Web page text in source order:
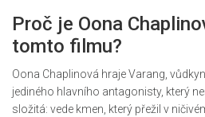
Proč je Oona
tomto filmu?
Oona Chaplinová hraje Varang,
jediného hlavního antagonisty, který
složitá: vede kmen, který přežil v